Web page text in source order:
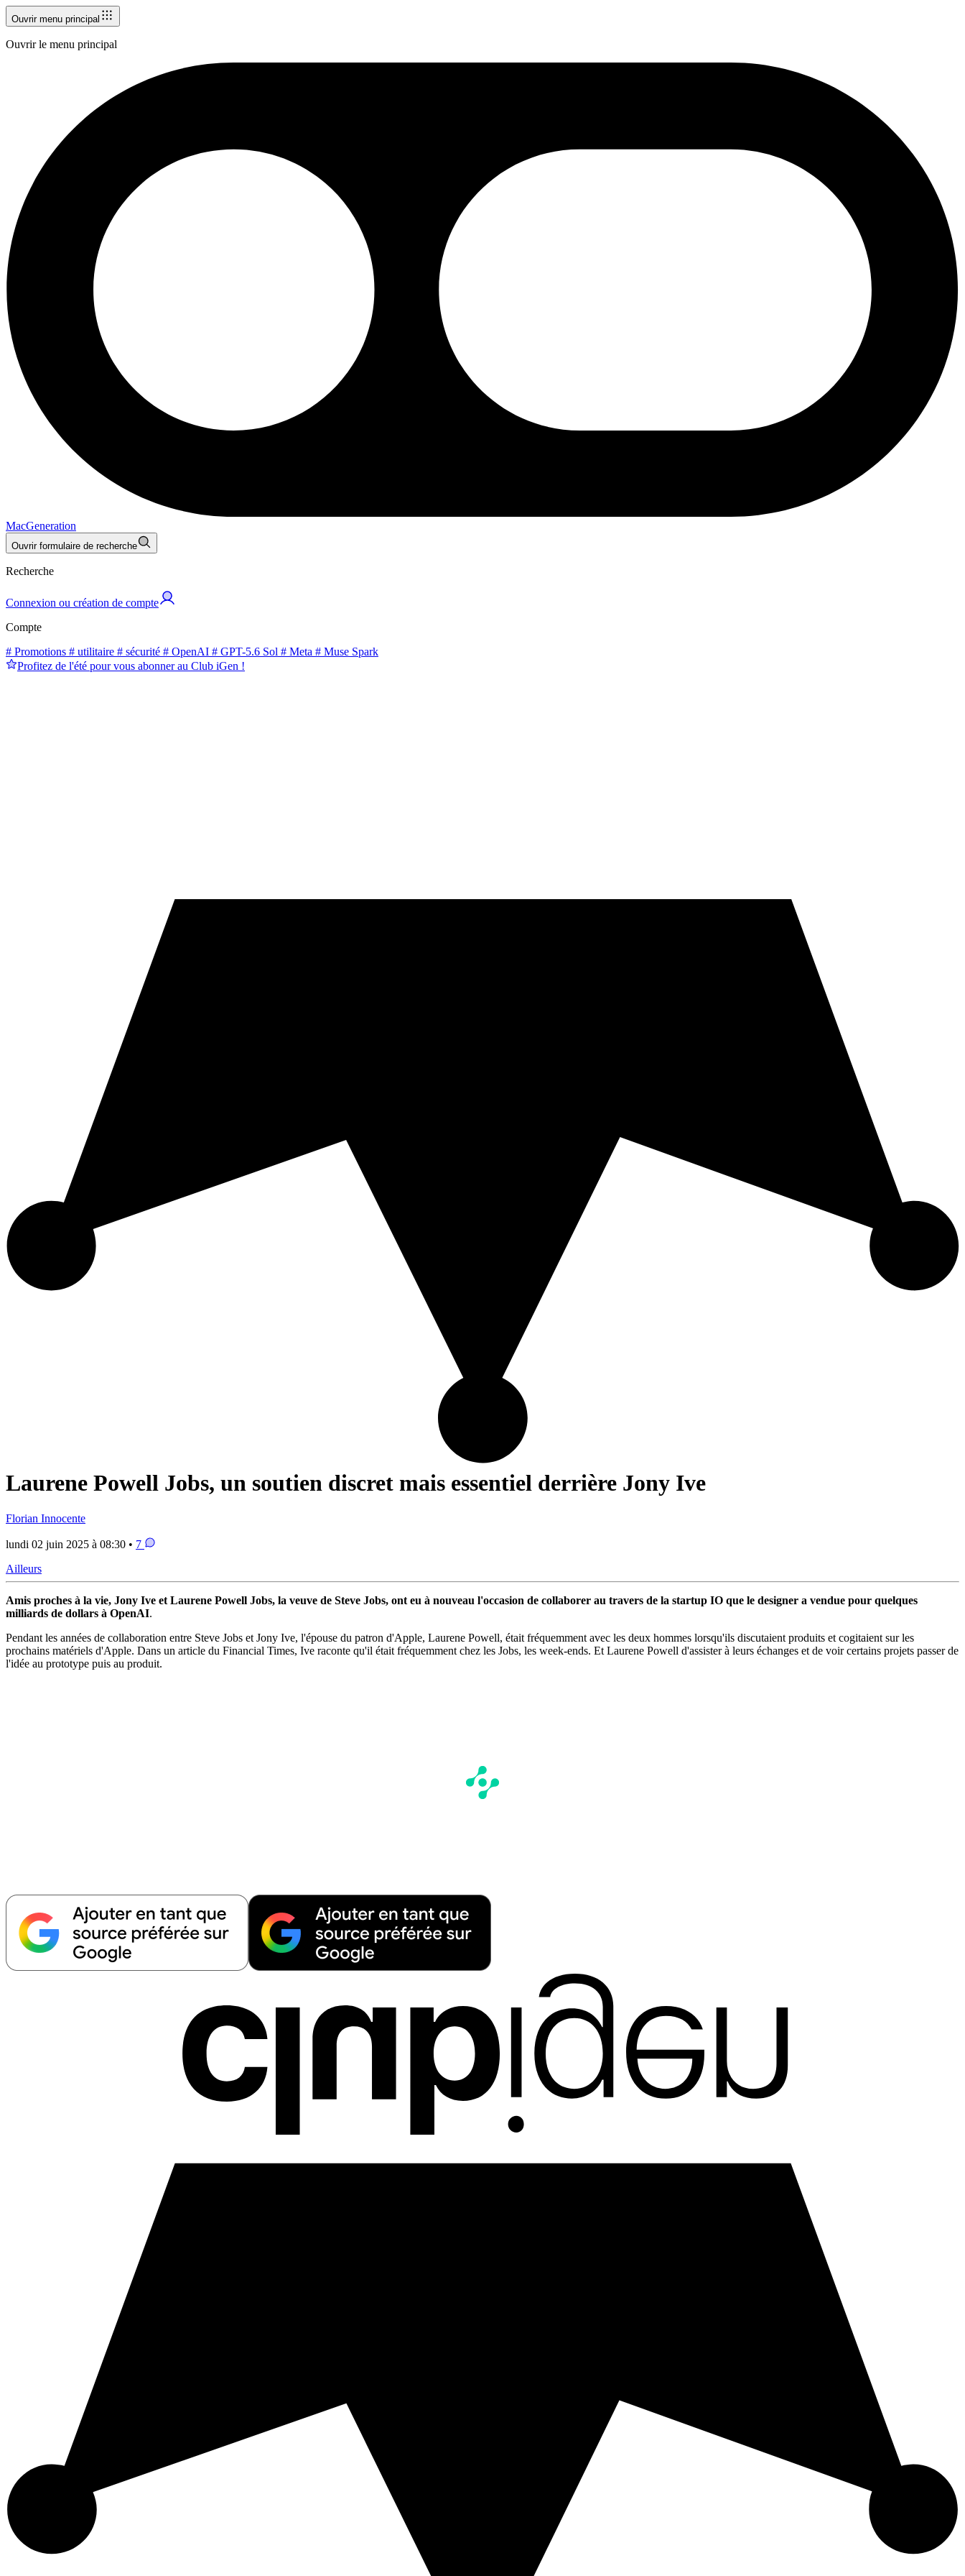
Ouvrir menu principal
Ouvrir le menu principal
MacGeneration
Ouvrir formulaire de recherche
Recherche
Connexion ou création de compte
Compte
# Promotions # utilitaire # sécurité # OpenAI # GPT-5.6 Sol # Meta # Muse Spark
Profitez de l'été pour vous abonner au Club iGen !
Laurene Powell Jobs, un soutien discret mais essentiel derrière Jony Ive
Florian Innocente
lundi 02 juin 2025 à 08:30 • 7
Ailleurs
Amis proches à la vie, Jony Ive et Laurene Powell Jobs, la veuve de Steve Jobs, ont eu à nouveau l'occasion de collaborer au travers de la startup IO que le designer a vendue pour quelques
milliards de dollars à OpenAI.
Pendant les années de collaboration entre Steve Jobs et Jony Ive, l'épouse du patron d'Apple, Laurene Powell, était fréquemment avec les deux hommes lorsqu'ils discutaient produits et cogitaient sur les
prochains matériels d'Apple. Dans un article du Financial Times, Ive raconte qu'il était fréquemment chez les Jobs, les week-ends. Et Laurene Powell d'assister à leurs échanges et de voir certains projets passer de
l'idée au prototype puis au produit.